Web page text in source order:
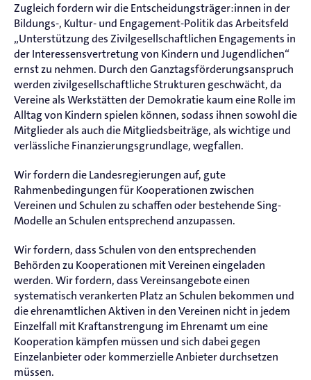
Zugleich fordern wir die Entscheidungsträger:innen in der
Bildungs-, Kultur- und Engagement-Politik das Arbeitsfeld
„Unterstützung des Zivilgesellschaftlichen Engagements in
der Interessensvertretung von Kindern und Jugendlichen“
ernst zu nehmen. Durch den Ganztagsförderungsanspruch
werden zivilgesellschaftliche Strukturen geschwächt, da
Vereine als Werkstätten der Demokratie kaum eine Rolle im
Alltag von Kindern spielen können, sodass ihnen sowohl die
Mitglieder als auch die Mitgliedsbeiträge, als wichtige und
verlässliche Finanzierungsgrundlage, wegfallen.
Wir fordern die Landesregierungen auf, gute
Rahmenbedingungen für Kooperationen zwischen
Vereinen und Schulen zu schaffen oder bestehende Sing-
Modelle an Schulen entsprechend anzupassen.
Wir fordern, dass Schulen von den entsprechenden
Behörden zu Kooperationen mit Vereinen eingeladen
werden. Wir fordern, dass Vereinsangebote einen
systematisch verankerten Platz an Schulen bekommen und
die ehrenamtlichen Aktiven in den Vereinen nicht in jedem
Einzelfall mit Kraftanstrengung im Ehrenamt um eine
Kooperation kämpfen müssen und sich dabei gegen
Einzelanbieter oder kommerzielle Anbieter durchsetzen
müssen.